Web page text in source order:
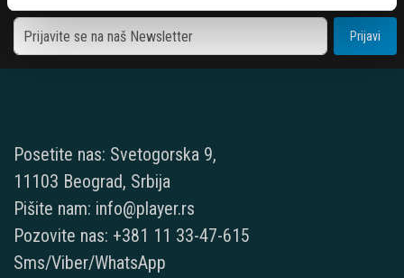
Prijavi
Posetite nas: Svetogorska 9,
11103 Beograd, Srbija
Pišite nam: info@player.rs
Pozovite nas: +381 11 33-47-615
Sms/Viber/WhatsApp